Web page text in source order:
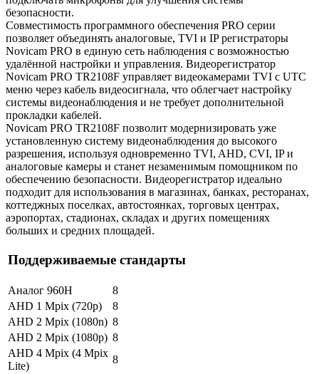
безопасности.
Совместимость программного обеспечения PRO серии
позволяет объединять аналоговые, TVI и IP регистраторы
Novicam PRO в единую сеть наблюдения с возможностью
удалённой настройки и управления. Видеорегистратор
Novicam PRO TR2108F управляет видеокамерами TVI с UTC
меню через кабель видеосигнала, что облегчает настройку
системы видеонаблюдения и не требует дополнительной
прокладки кабелей.
Novicam PRO TR2108F позволит модернизировать уже
установленную систему видеонаблюдения до высокого
разрешения, используя одновременно TVI, AHD, CVI, IP и
аналоговые камеры и станет незаменимым помощником по
обеспечению безопасности. Видеорегистратор идеально
подходит для использования в магазинах, банках, ресторанах,
коттеджных поселках, автостоянках, торговых центрах,
аэропортах, стадионах, складах и других помещениях
больших и средних площадей.
Поддерживаемые стандарты
Аналог 960H
8
AHD 1 Mpix (720p)
8
AHD 2 Mpix (1080n) 8
AHD 2 Mpix (1080p) 8
AHD 4 Mpix (4 Mpix
Lite)
8